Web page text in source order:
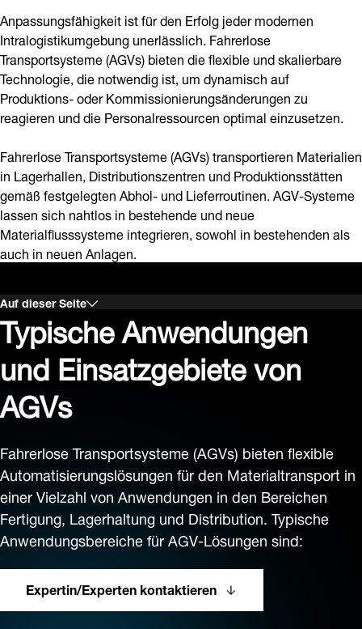
Anpassungsfähigkeit ist für den Erfolg jeder modernen
Intralogistikumgebung unerlässlich. Fahrerlose
Transportsysteme (AGVs) bieten die flexible und skalierbare
Technologie, die notwendig ist, um dynamisch auf
Produktions- oder Kommissionierungsänderungen zu
reagieren und die Personalressourcen optimal einzusetzen.
Fahrerlose Transportsysteme (AGVs) transportieren Materialien
in Lagerhallen, Distributionszentren und Produktionsstätten
gemäß festgelegten Abhol- und Lieferroutinen. AGV-Systeme
lassen sich nahtlos in bestehende und neue
Materialflusssysteme integrieren, sowohl in bestehenden als
auch in neuen Anlagen.
Auf dieser Seite
Typische Anwendungen
und Einsatzgebiete von
AGVs
Fahrerlose Transportsysteme (AGVs) bieten flexible
Automatisierungslösungen für den Materialtransport in
einer Vielzahl von Anwendungen in den Bereichen
Fertigung, Lagerhaltung und Distribution. Typische
Anwendungsbereiche für AGV-Lösungen sind:
Expertin/Experten kontaktieren